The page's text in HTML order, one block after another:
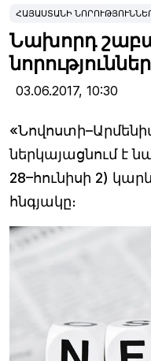
ՀԱՅԱՍՏԱՆԻ
Նախորդ
03.06.2017, 10:30
ներկայացնում է
28–հունիսի 2)
հնգյակը։